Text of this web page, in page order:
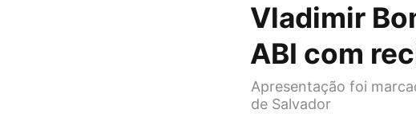
Vladimir
ABI com
Apresentação foi
de Salvador